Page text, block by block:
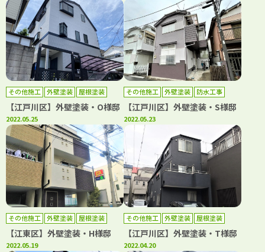
その他施工 外壁塗装
屋根塗装
防水工事
【江戸川区】外壁塗装・O様邸
2022.05.25
その他施工 外壁塗装 防水工事
【江戸川区】外壁塗装・S様邸
2022.05.23
その他施工 外壁塗装
屋根塗装
防水工事
【江東区】外壁塗装・H様邸
2022.05.19
その他施工 外壁塗装
屋根塗装
防水工事
【江戸川区】外壁塗装・T様邸
2022.04.20